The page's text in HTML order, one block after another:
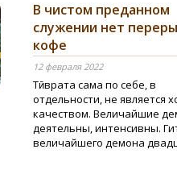
В чистом преданном
служении нет
кофе
12 февраля 2022
Тӣврата сама по себе, в
отдельности, не является
качеством. Величайшие
деятельны, интенсивны.
величайшего демона